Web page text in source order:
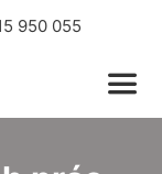
950 055